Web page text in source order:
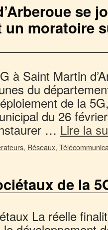
se
un moratoire
à Saint Martin
du
de la
du 26
… Lire la
, Réseaux,
de la
La réelle